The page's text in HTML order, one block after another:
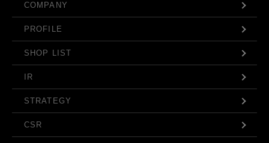
COMPANY
PROFILE
SHOP LIST
IR
STRATEGY
CSR